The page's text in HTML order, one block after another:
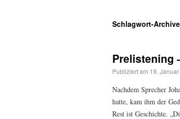
Schlagwort-
Prelistening
Publiziert am 19.
Nachdem Sprecher
hatte, kam ihm der
Rest ist Geschichte.